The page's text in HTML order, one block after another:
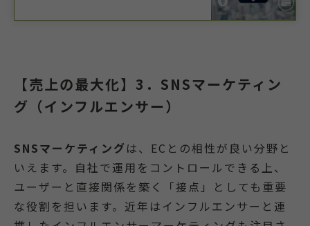
【売上の最大化】3．SNSマーケティン
グ（インフルエンサー）
SNSマーケティングは、ECとの相性が良い分野と
いえます。自社で運用をコントロールできる上、
ユーザーと直接関係を築く「接点」としても重要
な役割を担います。近年はインフルエンサーと連